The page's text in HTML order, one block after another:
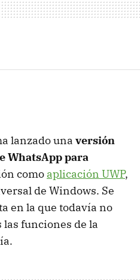
lanzado una versión
WhatsApp para
como aplicación UWP,
de Windows. Se
en la que todavía no
funciones de la